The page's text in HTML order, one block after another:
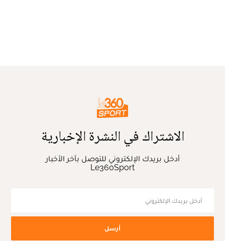
الاشتراك في النشرة الإخبارية
أدخل بريدك الإلكتروني للتوصل بآخر الأخبار
Le360Sport
أرسل